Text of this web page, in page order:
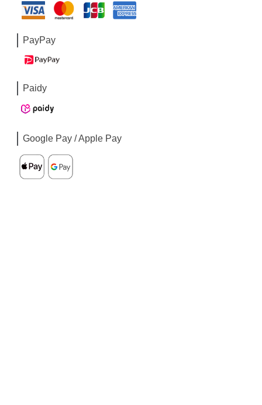
PayPay
Paidy
Google Pay / Apple Pay